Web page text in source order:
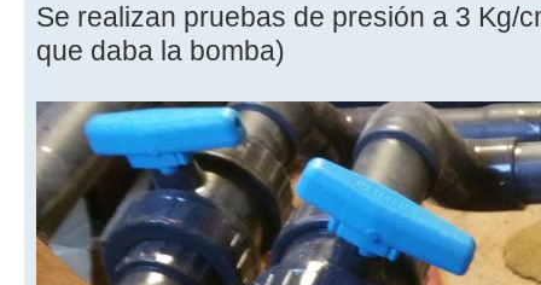
Se realizan pruebas de presión a 3 Kg/
que daba la bomba)